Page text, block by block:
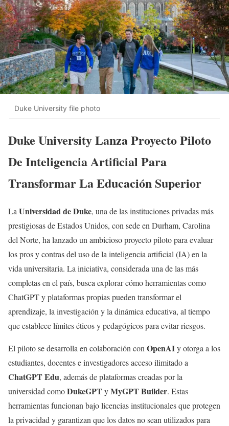
Duke University file photo
Duke University Lanza Proyecto Piloto
De Inteligencia Artificial Para
Transformar La Educación Superior
LaUniversidad de Duke, una de las instituciones privadas más
prestigiosas de Estados Unidos, con sede en Durham, Carolina
del Norte, ha lanzado un ambicioso proyecto piloto para evaluar
los pros y contras del uso de la inteligencia artificial (IA) en la
vida universitaria. La iniciativa, considerada una de las más
completas en el país, busca explorar cómo herramientas como
ChatGPT y plataformas propias pueden transformar el
aprendizaje, la investigación y la dinámica educativa, al tiempo
que establece límites éticos y pedagógicos para evitar riesgos.
El piloto se desarrolla en colaboración conOpenAIy otorga a los
estudiantes, docentes e investigadores acceso ilimitado a
ChatGPT Edu, además de plataformas creadas por la
universidad comoDukeGPTyMyGPT Builder. Estas
herramientas funcionan bajo licencias institucionales que protegen
la privacidad y garantizan que los datos no sean utilizados para